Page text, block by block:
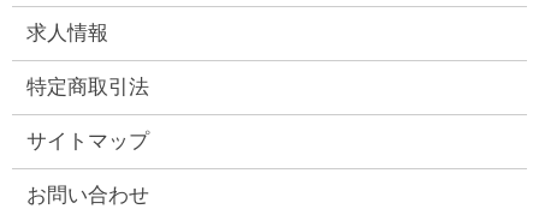
求人情報
特定商取引法
サイトマップ
お問い合わせ